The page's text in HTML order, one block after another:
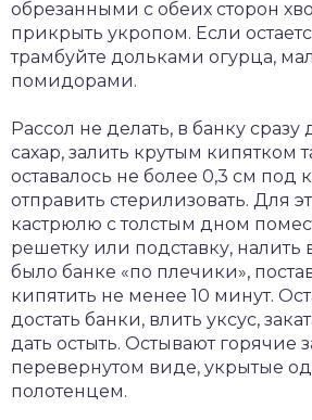
обрезанными с обеих сторон
прикрыть укропом. Если
трамбуйте дольками огурца,
помидорами.
Рассол не делать, в банку сразу
сахар, залить крутым кипятком
оставалось не более 0,3 см под
отправить стерилизовать. Для
кастрюлю с толстым дном
решетку или подставку, налить
было банке «по плечики»,
кипятить не менее 10 минут.
достать банки, влить уксус,
дать остыть. Остывают горячие
перевернутом виде, укрытые
полотенцем.